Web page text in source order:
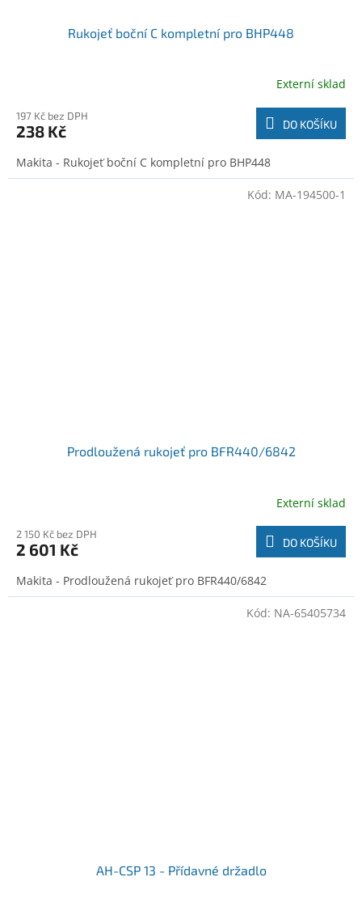
Rukojeť boční C kompletní pro BHP448
Externí sklad
197 Kč bez DPH
238 Kč DO KOŠÍKU
Makita - Rukojeť boční C kompletní pro BHP448
Prodloužená rukojeť pro BFR440/6842
Externí sklad
2 150 Kč bez DPH
2 601 Kč DO KOŠÍKU
Makita - Prodloužená rukojeť pro BFR440/6842
Kód: MA-194500-1
AH-CSP 13 - Přídavné držadlo
Kód: NA-65405734